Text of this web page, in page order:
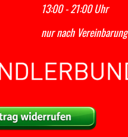
- 21:00 Uhr
nur nach Vereinbarung